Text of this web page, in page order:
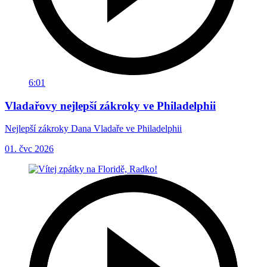
6:01
Vladařovy nejlepší zákroky ve Philadelphii
Nejlepší zákroky Dana Vladaře ve Philadelphii
01. čvc 2026